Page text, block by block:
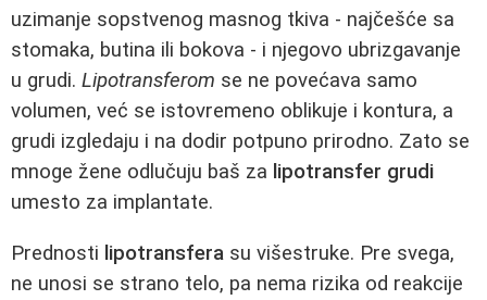
uzimanje sopstvenog masnog tkiva - najčešće sa
stomaka, butina ili bokova - i njegovo ubrizgavanje
u grudi. Lipotransferom se ne povećava samo
volumen, već se istovremeno oblikuje i kontura, a
grudi izgledaju i na dodir potpuno prirodno. Zato se
mnoge žene odlučuju baš za lipotransfer grudi
umesto za implantate.
Prednosti lipotransfera su višestruke. Pre svega,
ne unosi se strano telo, pa nema rizika od reakcije